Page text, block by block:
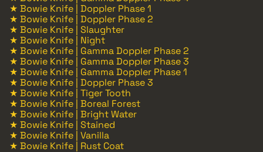
★ Bowie Knife | Doppler Phase 1
★ Bowie Knife | Doppler Phase 2
★ Bowie Knife | Slaughter
★ Bowie Knife | Night
★ Bowie Knife | Gamma Doppler Phase 2
★ Bowie Knife | Gamma Doppler Phase 3
★ Bowie Knife | Gamma Doppler Phase 1
★ Bowie Knife | Doppler Phase 3
★ Bowie Knife | Tiger Tooth
★ Bowie Knife | Boreal Forest
★ Bowie Knife | Bright Water
★ Bowie Knife | Stained
★ Bowie Knife | Vanilla
★ Bowie Knife | Rust Coat